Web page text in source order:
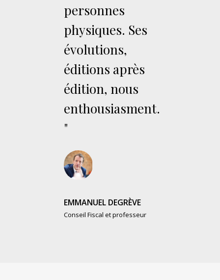
personnes
physiques. Ses
évolutions,
éditions après
édition, nous
enthousiasment.
"
EMMANUEL DEGRÈVE
Conseil Fiscal et professeur